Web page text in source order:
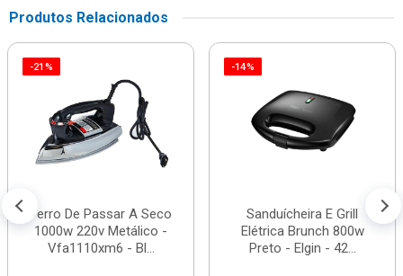
Produtos Relacionados
-21%
Ferro De Passar A Seco
1000w 220v Metálico -
Vfa1110xm6 - Bl...
-14%
Sanduícheira E Grill
Elétrica Brunch 800w
Preto - Elgin - 42...